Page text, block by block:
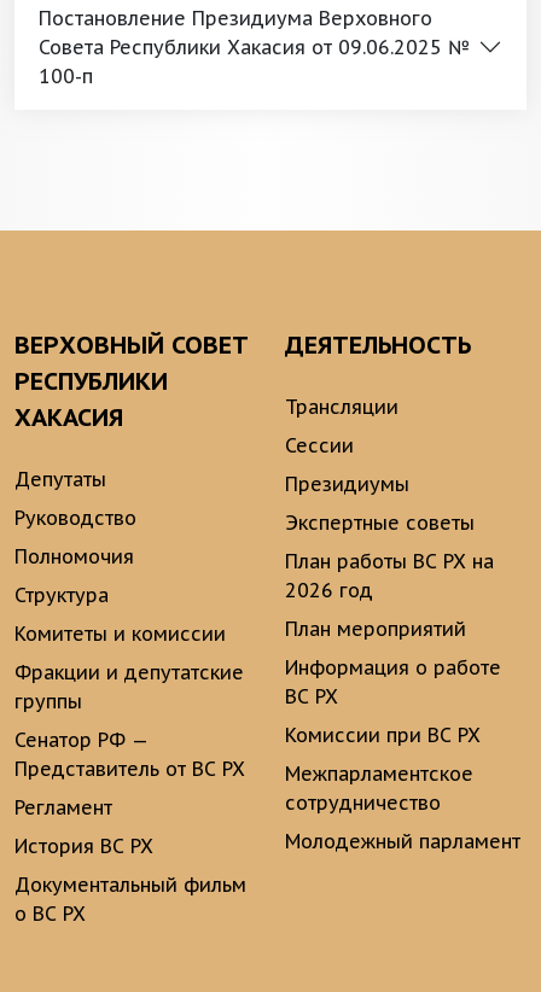
Постановление Президиума Верховного
Совета Республики Хакасия от 09.06.2025 №
100-п
ВЕРХОВНЫЙ СОВЕТ
РЕСПУБЛИКИ
ХАКАСИЯ
Депутаты
Руководство
Полномочия
Структура
Комитеты и комиссии
Фракции и депутатские
группы
Сенатор РФ —
Представитель от ВС РХ
Регламент
История ВС РХ
Документальный фильм
о ВС РХ
ДЕЯТЕЛЬНОСТЬ
Трансляции
Сессии
Президиумы
Экспертные советы
План работы ВС РХ на
2026 год
План мероприятий
Информация о работе
ВС РХ
Комиссии при ВС РХ
Межпарламентское
сотрудничество
Молодежный парламент